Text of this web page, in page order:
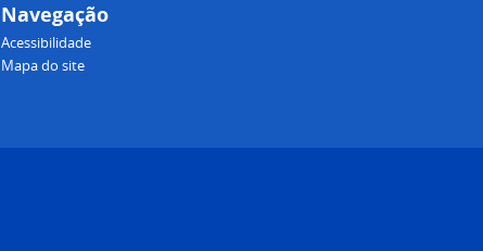
Navegação
Acessibilidade
Mapa do site